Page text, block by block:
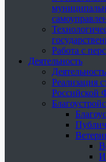
Работа с
Деятельность
Деятельность
Реализация
Российской